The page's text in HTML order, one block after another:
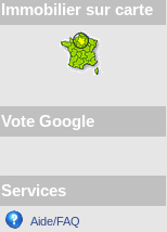
Immobilier sur carte
Vote Google
Services
Aide/FAQ